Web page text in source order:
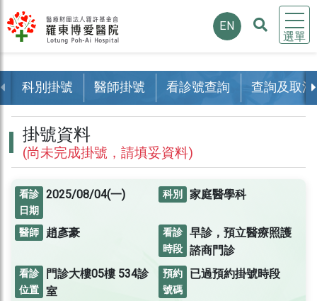
選單
EN
科別掛號 醫師掛號 看診號查詢 查詢及取消
掛號資料
(尚未完成掛號，請填妥資料)
看診
日期
2025/08/04(一) 科別 家庭醫學科
醫師 趙彥豪
看診
時段
早診，預立醫療照護
諮商門診
看診
位置
門診大樓05樓534診
室
預約
號碼
已過預約掛號時段